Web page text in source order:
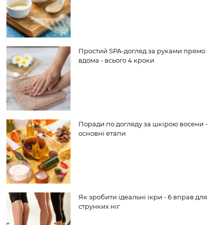
Простий SPA-догляд за руками прямо
вдома - всього 4 кроки
Поради по догляду за шкірою восени -
основні етапи
Як зробити ідеальні ікри - 6 вправ для
струнких ніг